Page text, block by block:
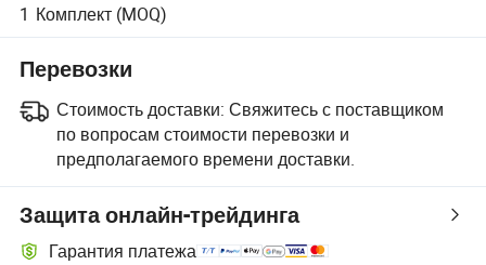
1 Комплект (MOQ)
Перевозки
Стоимость доставки: Свяжитесь с поставщиком
по вопросам стоимости перевозки и
предполагаемого времени доставки.
Защита онлайн-трейдинга
Гарантия платежа